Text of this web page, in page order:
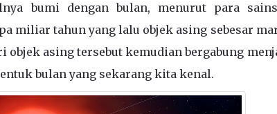
bumi dengan bulan, menurut para
miliar tahun yang lalu objek asing sebesar
objek asing tersebut kemudian bergabung
bulan yang sekarang kita kenal.